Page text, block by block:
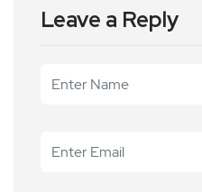
Leave a Reply